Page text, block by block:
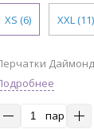
XS (6)
XXL (11)
Даймонд
пар